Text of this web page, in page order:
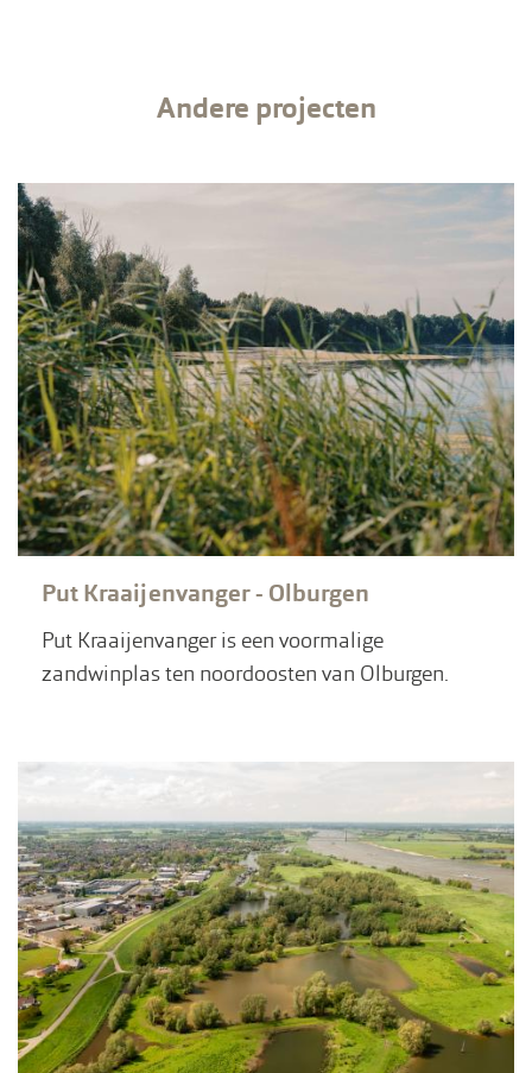
Andere projecten
Put Kraaijenvanger - Olburgen
Put Kraaijenvanger is een voormalige
zandwinplas ten noordoosten van Olburgen.